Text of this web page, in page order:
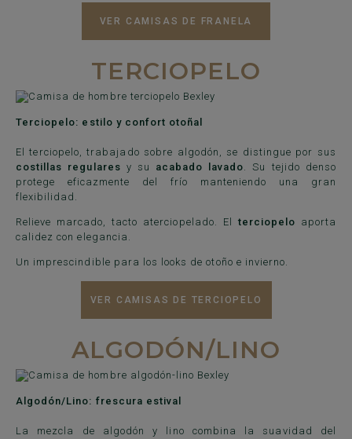
VER CAMISAS DE FRANELA
TERCIOPELO
Terciopelo: estilo y confort otoñal
El terciopelo, trabajado sobre algodón, se distingue por sus
costillas regulares y su acabado lavado. Su tejido denso
protege eficazmente del frío manteniendo una gran
flexibilidad.
Relieve marcado, tacto aterciopelado. El terciopelo aporta
calidez con elegancia.
Un imprescindible para los looks de otoño e invierno.
VER CAMISAS DE TERCIOPELO
ALGODÓN/LINO
Algodón/Lino: frescura estival
La mezcla de algodón y lino combina la suavidad del